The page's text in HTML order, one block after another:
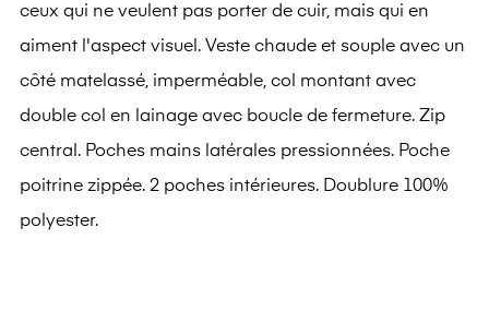
ceux qui ne veulent pas porter de cuir, mais qui en
aiment l'aspect visuel. Veste chaude et souple avec un
côté matelassé, imperméable, col montant avec
double col en lainage avec boucle de fermeture. Zip
central. Poches mains latérales pressionnées. Poche
poitrine zippée. 2 poches intérieures. Doublure 100%
polyester.